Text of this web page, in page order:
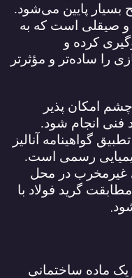
پایین می‌شود.
صیقلی است که به
کرده و
را ساده‌تر و مؤثرتر
امکان پذیر
فنی انجام شود.
گواهینامه آنالیز
رسمی است.
غیرمخرب در محل
مطابقت گرید فولاد با
.
یک ماده ساختمانی